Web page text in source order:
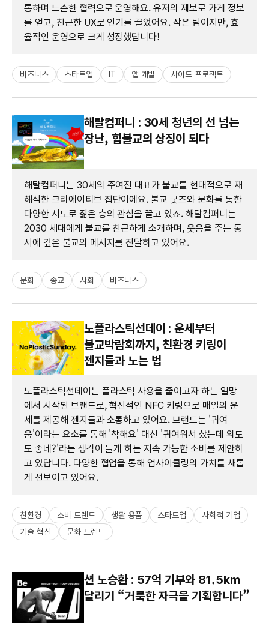
통하며 느슨한 협력으로 운영해요. 유저의 제보로 가게 정보
를 얻고, 친근한 UX로 인기를 끌었어요. 작은 팀이지만, 효
율적인 운영으로 크게 성장했답니다!
비즈니스 스타트업 IT 앱 개발 사이드 프로젝트
해탈컴퍼니 : 30세 청년의 선 넘는
장난, 힙불교의 상징이 되다
해탈컴퍼니는 30세의 주여진 대표가 불교를 현대적으로 재
해석한 크리에이티브 집단이에요. 불교 굿즈와 문화를 통한
다양한 시도로 젊은 층의 관심을 끌고 있죠. 해탈컴퍼니는
2030 세대에게 불교를 친근하게 소개하며, 웃음을 주는 동
시에 깊은 불교의 메시지를 전달하고 있어요.
문화 종교 사회 비즈니스
노플라스틱선데이 : 운세부터
불교박람회까지, 친환경 키링이
젠지들과 노는 법
노플라스틱선데이는 플라스틱 사용을 줄이고자 하는 열망
에서 시작된 브랜드로, 혁신적인 NFC 키링으로 매일의 운
세를 제공해 젠지들과 소통하고 있어요. 브랜드는 '귀여
움'이라는 요소를 통해 '착해요' 대신 '귀여워서 샀는데 의도
도 좋네?'라는 생각이 들게 하는 지속 가능한 소비를 제안하
고 있답니다. 다양한 협업을 통해 업사이클링의 가치를 새롭
게 선보이고 있어요.
친환경 소비 트렌드 생활 용품 스타트업
사회적 기업
기술 혁신
문화 트렌드
션 노승환 : 57억 기부와 81.5km
달리기 “거룩한 자극을 기획합니다”